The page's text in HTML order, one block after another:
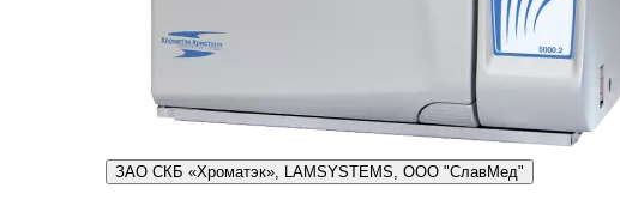
ЗАО СКБ «Хроматэк», LAMSYSTEMS, ООО "СлавМед"